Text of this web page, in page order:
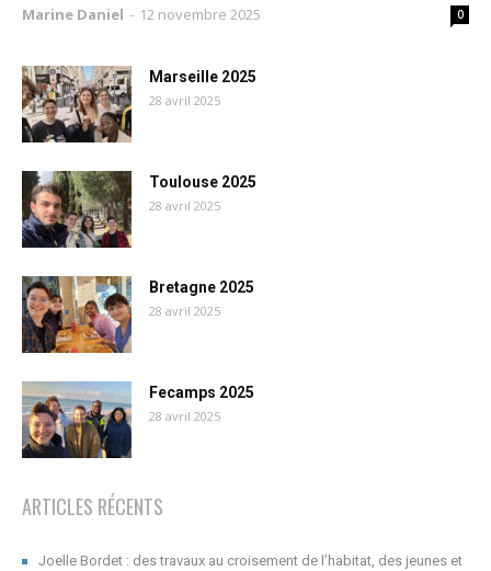
Marine Daniel - 12 novembre 2025 0
Marseille 2025
28 avril 2025
Toulouse 2025
28 avril 2025
Bretagne 2025
28 avril 2025
Fecamps 2025
28 avril 2025
ARTICLES RÉCENTS
Joelle Bordet : des travaux au croisement de l’habitat, des jeunes et